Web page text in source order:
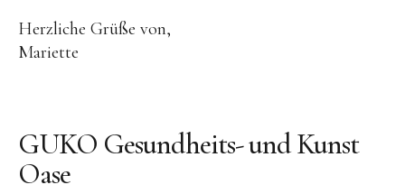
Herzliche Grüße von,
Mariette
GUKO Gesundheits- und Kunst
Oase